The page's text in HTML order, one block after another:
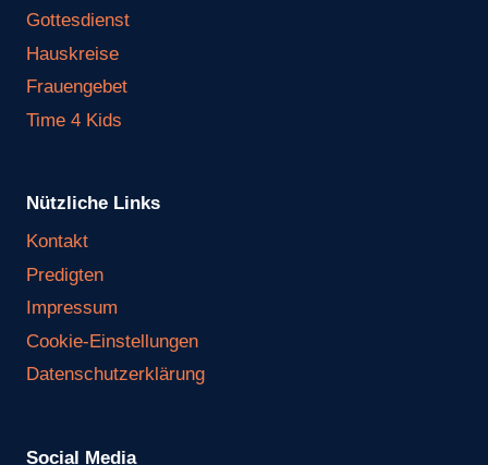
Gottesdienst
Hauskreise
Frauengebet
Time 4 Kids
Nützliche Links
Kontakt
Predigten
Impressum
Cookie-Einstellungen
Datenschutzerklärung
Social Media